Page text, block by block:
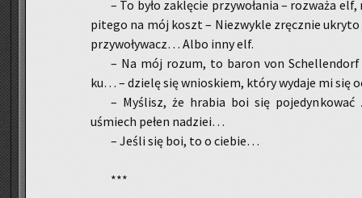
– To było za­klę­cie przy­wo­ła­nia – roz­wa­ża
pi­te­go na mój koszt – Nie­zwy­kle zręcz­nie ukry­to
przy­wo­ły­wacz… Albo inny elf.
– Na mój rozum, to baron von Schel­len­dorf
ku… – dzie­lę się wnio­skiem, który wy­da­je mi się
– My­ślisz, że hra­bia boi się
uśmiech pełen na­dziei…
– Jeśli się boi, to o cie­bie…
***